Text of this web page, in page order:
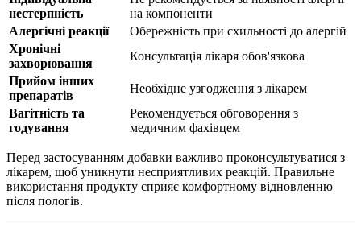
нестерпність
на компоненти
Алергічні реакції
Обережність при схильності до алергій
Хронічні
захворювання
Консультація лікаря обов'язкова
Прийом інших
препаратів
Необхідне узгодження з лікарем
Вагітність та
годування
Рекомендується обговорення з
медичним фахівцем
Перед застосуванням добавки важливо проконсультуватися з
лікарем, щоб уникнути несприятливих реакцій. Правильне
використання продукту сприяє комфортному відновленню
після пологів.